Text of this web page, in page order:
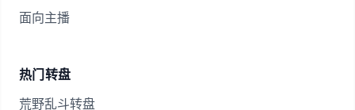
面向主播
热门转盘
荒野乱斗转盘